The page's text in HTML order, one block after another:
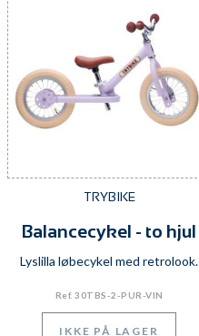
TRYBIKE
Balancecykel - to hjul
Lyslilla løbecykel med retrolook.
Ref. 30TBS-2-PUR-VIN